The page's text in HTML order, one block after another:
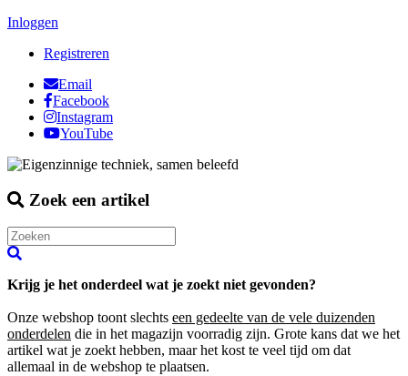
Inloggen
Registreren
Email
Facebook
Instagram
YouTube
Zoek een artikel
Krijg je het onderdeel wat je zoekt niet gevonden?
Onze webshop toont slechts een gedeelte van de vele duizenden
onderdelen die in het magazijn voorradig zijn. Grote kans dat we het
artikel wat je zoekt hebben, maar het kost te veel tijd om dat
allemaal in de webshop te plaatsen.